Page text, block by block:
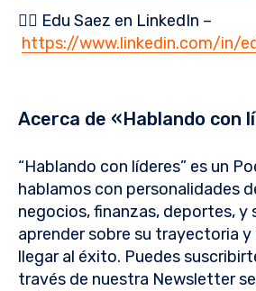
👉🏻 Edu Saez en LinkedIn –
https://www.linkedin.com/in/
Acerca de «Hablando con
“Hablando con líderes” es un
hablamos con personalidades
negocios, finanzas, deportes, y
aprender sobre su trayectoria
llegar al éxito. Puedes
través de nuestra Newsletter